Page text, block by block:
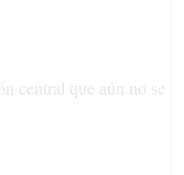
central que aún no se